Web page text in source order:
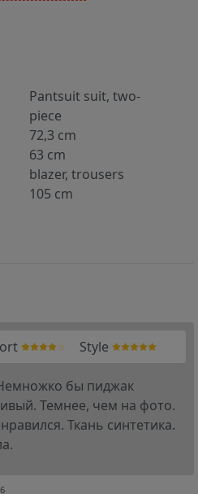
Pantsuit suit, two-
piece
72,3 cm
63 cm
blazer, trousers
105 cm
Style
бы пиджак
Темнее, чем на фото.
Ткань синтетика.